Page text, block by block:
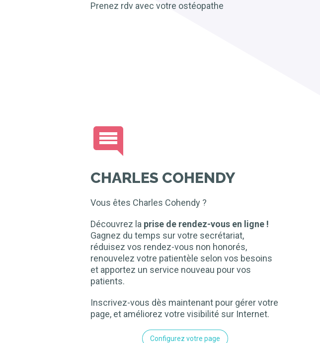
Prenez rdv avec votre ostéopathe
CHARLES COHENDY
Vous êtes Charles Cohendy ?
Découvrez la prise de rendez-vous en ligne !
Gagnez du temps sur votre secrétariat,
réduisez vos rendez-vous non honorés,
renouvelez votre patientèle selon vos besoins
et apportez un service nouveau pour vos
patients.
Inscrivez-vous dès maintenant pour gérer votre
page, et améliorez votre visibilité sur Internet.
Configurez votre page